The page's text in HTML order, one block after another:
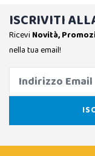
ISCRIVITI
Ricevi Novità,
nella tua email!